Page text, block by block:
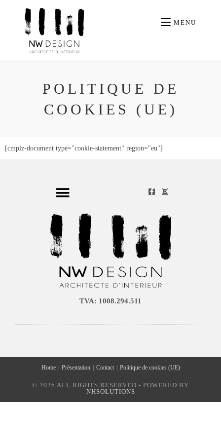
MENU
POLITIQUE DE
COOKIES (UE)
[cmplz-document type="cookie-statement" region="eu"]
TVA: 1008.294.511
Home Présentation Contact Politique de cookies (UE)
© 2026 ALL RIGHTS RESERVED - POWERED BY
NHSOLUTIONS